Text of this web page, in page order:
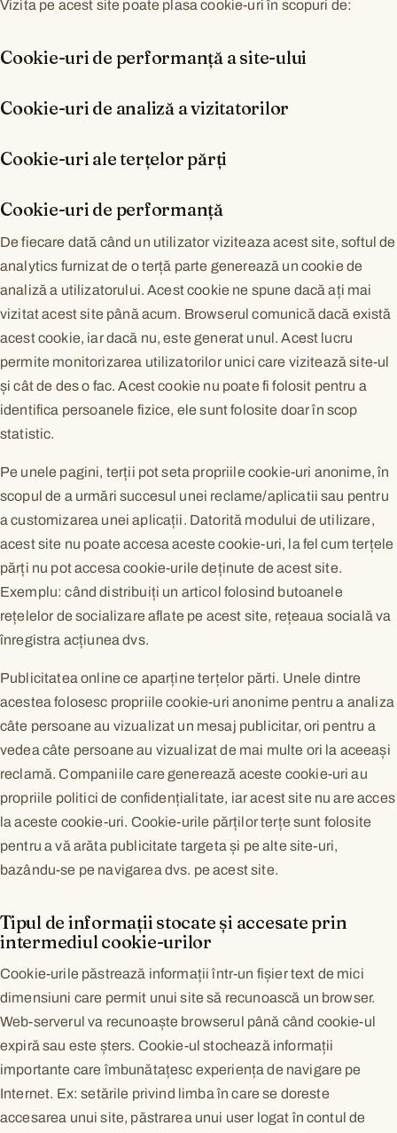
Vizita pe acest site poate plasa cookie-uri în scopuri de:
Cookie-uri de performanță a site-ului
Cookie-uri de analiză a vizitatorilor
Cookie-uri ale terțelor părți
Cookie-uri de performanță
De fiecare dată când un utilizator viziteaza acest site, softul de
analytics furnizat de o terță parte generează un cookie de
analiză a utilizatorului. Acest cookie ne spune dacă ați mai
vizitat acest site până acum. Browserul comunică dacă există
acest cookie, iar dacă nu, este generat unul. Acest lucru
permite monitorizarea utilizatorilor unici care vizitează site-ul
și cât de des o fac. Acest cookie nu poate fi folosit pentru a
identifica persoanele fizice, ele sunt folosite doar în scop
statistic.
Pe unele pagini, terții pot seta propriile cookie-uri anonime, în
scopul de a urmări succesul unei reclame/aplicatii sau pentru
a customizarea unei aplicații. Datorită modului de utilizare,
acest site nu poate accesa aceste cookie-uri, la fel cum terțele
părți nu pot accesa cookie-urile deținute de acest site.
Exemplu: când distribuiți un articol folosind butoanele
rețelelor de socializare aflate pe acest site, rețeaua socială va
înregistra acțiunea dvs.
Publicitatea online ce aparține terțelor părti. Unele dintre
acestea folosesc propriile cookie-uri anonime pentru a analiza
câte persoane au vizualizat un mesaj publicitar, ori pentru a
vedea câte persoane au vizualizat de mai multe ori la aceeași
reclamă. Companiile care generează aceste cookie-uri au
propriile politici de confidențialitate, iar acest site nu are acces
la aceste cookie-uri. Cookie-urile părților terțe sunt folosite
pentru a vă arăta publicitate targeta și pe alte site-uri,
bazându-se pe navigarea dvs. pe acest site.
Tipul de informații stocate și accesate prin
intermediul cookie-urilor
Cookie-urile păstrează informații într-un fișier text de mici
dimensiuni care permit unui site să recunoască un browser.
Web-serverul va recunoaște browserul până când cookie-ul
expiră sau este șters. Cookie-ul stochează informații
importante care îmbunătațesc experiența de navigare pe
Internet. Ex: setările privind limba în care se doreste
accesarea unui site, păstrarea unui user logat în contul de